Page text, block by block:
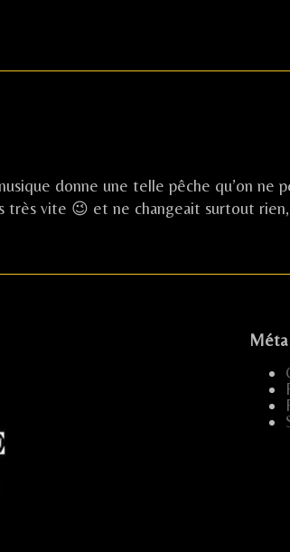
donne une telle pêche qu’on ne
très vite 😉 et ne changeait surtout rien,
Méta